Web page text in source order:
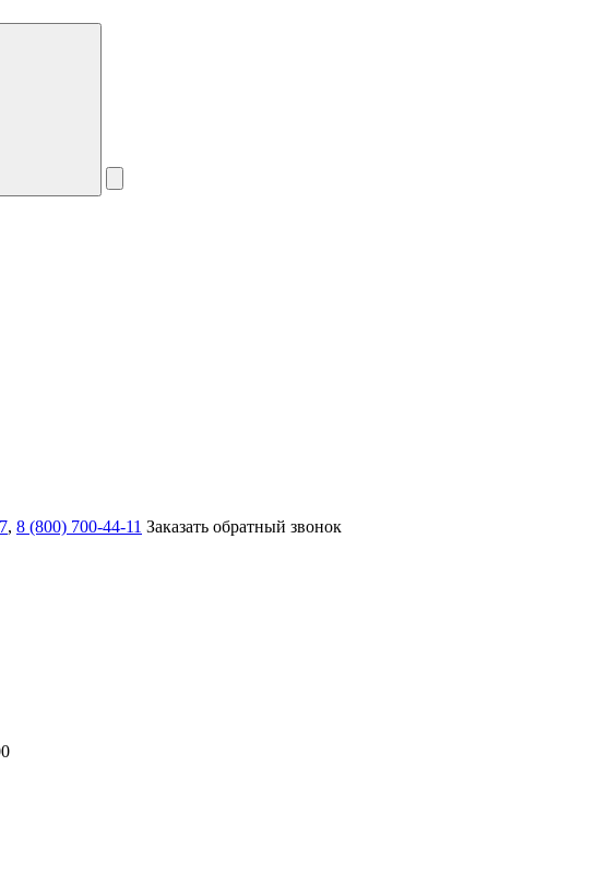
, 8 (800) 700-44-11 Заказать обратный звонок